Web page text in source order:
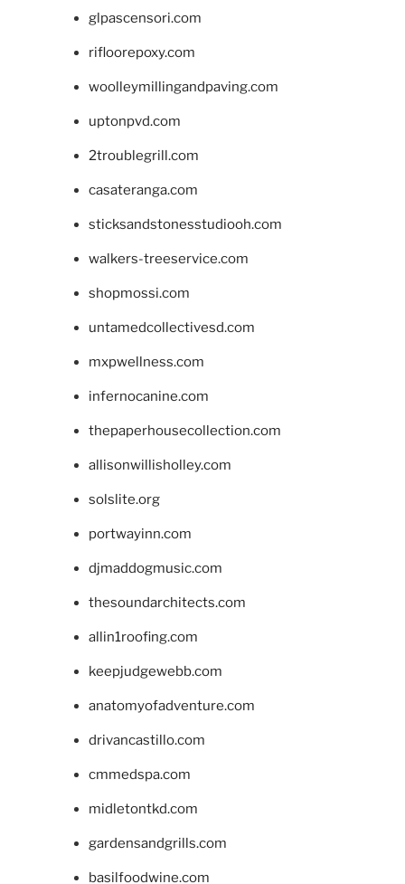
glpascensori.com
rifloorepoxy.com
woolleymillingandpaving.com
uptonpvd.com
2troublegrill.com
casateranga.com
sticksandstonesstudiooh.com
walkers-treeservice.com
shopmossi.com
untamedcollectivesd.com
mxpwellness.com
infernocanine.com
thepaperhousecollection.com
allisonwillisholley.com
solslite.org
portwayinn.com
djmaddogmusic.com
thesoundarchitects.com
allin1roofing.com
keepjudgewebb.com
anatomyofadventure.com
drivancastillo.com
cmmedspa.com
midletontkd.com
gardensandgrills.com
basilfoodwine.com